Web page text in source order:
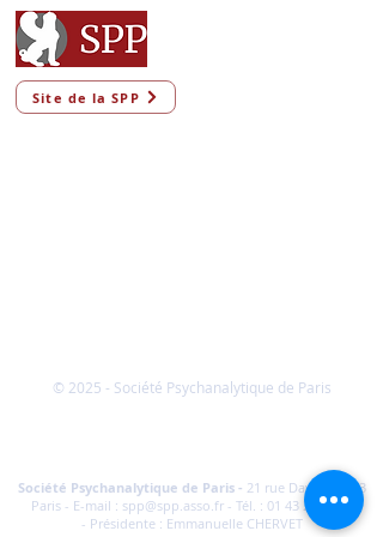
Site de la SPP
© 2025 - Société Psychanalytique de Paris
Société Psychanalytique de Paris- 21 rue Daviel 75013
Paris - E-mail : spp@spp.asso.fr- Tél. : 01 43 29 66 70
- Présidente : Emmanuelle CHERVET